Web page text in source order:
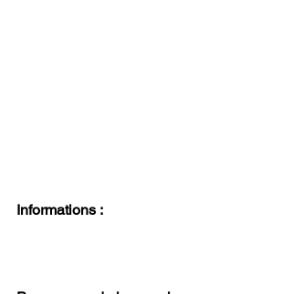
Informations :